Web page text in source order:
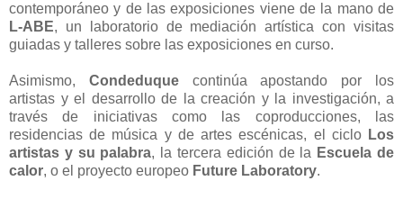
contemporáneo y de las exposiciones viene de la mano de
L-ABE, un laboratorio de mediación artística con visitas
guiadas y talleres sobre las exposiciones en curso.
Asimismo, Condeduquecontinúa apostando por los
artistas y el desarrollo de la creación y la investigación, a
través de iniciativas como las coproducciones, las
residencias de música y de artes escénicas, el ciclo Los
artistas y su palabra, la tercera edición de la Escuela de
calor, o el proyecto europeo Future Laboratory.